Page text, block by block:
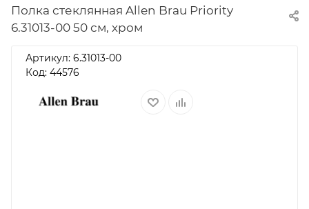
Полка стеклянная Allen Brau Priority
6.31013-00 50 см, хром
Артикул: 6.31013-00
Код: 44576